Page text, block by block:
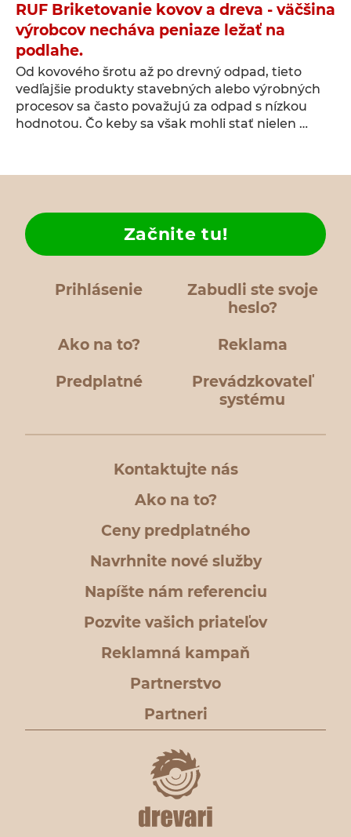
RUF Briketovanie kovov a dreva - väčšina
výrobcov necháva peniaze ležať na
podlahe.
Od kovového šrotu až po drevný odpad, tieto
vedľajšie produkty stavebných alebo výrobných
procesov sa často považujú za odpad s nízkou
hodnotou. Čo keby sa však mohli stať nielen …
Prihlásenie
Zabudli ste svoje
heslo?
Ako na to?
Začnite tu!
Reklama
Predplatné
Prevádzkovateľ
systému
Kontaktujte nás
Ako na to?
Ceny predplatného
Navrhnite nové služby
Napíšte nám referenciu
Pozvite vašich priateľov
Reklamná kampaň
Partnerstvo
Partneri